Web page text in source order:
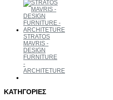
STRATOS
MAVRIS -
DESIGN
FURNITURE
-
ARCHITETURE
ΚΑΤΗΓΟΡΙΕΣ